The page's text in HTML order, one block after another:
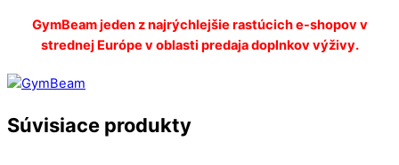
GymBeam jeden z najrýchlejšie rastúcich e-shopov v
strednej Európe v oblasti predaja doplnkov výživy.
Súvisiace produkty